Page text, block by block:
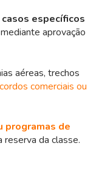
específicos
aprovação
aéreas, trechos
comerciais ou
programas de
reserva da classe.